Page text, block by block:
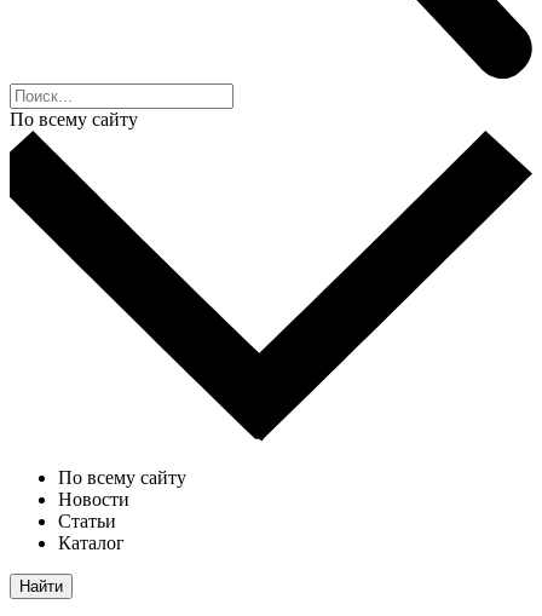
По всему сайту
По всему сайту
Новости
Статьи
Каталог
Найти